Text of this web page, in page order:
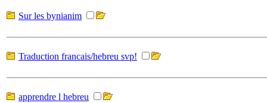
Sur les bynianim
Traduction francais/hebreu svp!
apprendre l hebreu